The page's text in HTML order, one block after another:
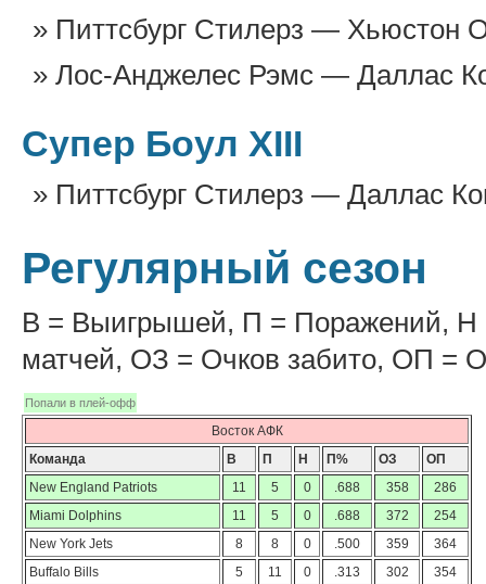
Питтсбург Стилерз — Хьюстон
Лос-Анджелес Рэмс — Даллас
Супер Боул XIII
Питтсбург Стилерз — Даллас
Регулярный сезон
В = Выигрышей, П = Поражений, Н
матчей, ОЗ = Очков забито, ОП =
Попали в плей-офф
Восток АФК
Команда
В П Н П% ОЗ
ОП
New England Patriots
11 5 0 .688 358
286
Miami Dolphins
11 5 0 .688 372
254
New York Jets
8 8 0 .500 359
364
Buffalo Bills
5 11 0 .313 302
354